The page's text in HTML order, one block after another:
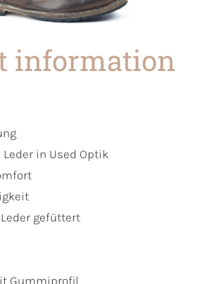
information
Leder in Used Optik
gefüttert
Gummiprofil